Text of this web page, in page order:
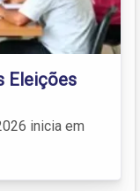
Eleições
inicia em